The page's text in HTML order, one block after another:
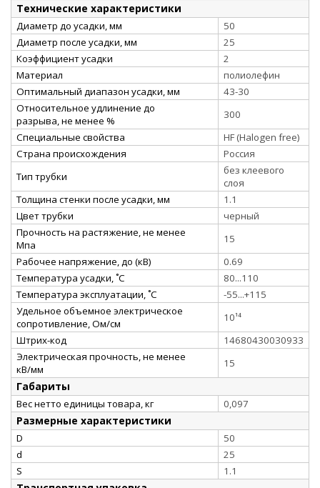
Технические характеристики
Диаметр до усадки, мм
50
Диаметр после усадки, мм
25
Коэффициент усадки
2
Материал
полиолефин
Оптимальный диапазон усадки, мм
43-30
Относительное удлинение до
разрыва, не менее %
300
Специальные свойства
HF (Halogen free)
Страна происхождения
Россия
Тип трубки
без клеевого
слоя
Толщина стенки после усадки, мм
1.1
Цвет трубки
черный
Прочность на растяжение, не менее
Мпа
15
Рабочее напряжение, до (кВ)
0.69
Температура усадки, ˚С
80...110
Температура эксплуатации, ˚С
-55...+115
Удельное объемное электрическое
сопротивление, Ом/см
10¹⁴
Штрих-код
14680430030933
Электрическая прочность, не менее
кВ/мм
15
Габариты
Вес нетто единицы товара, кг 0,097
Размерные характеристики
D
50
d
25
S
1.1